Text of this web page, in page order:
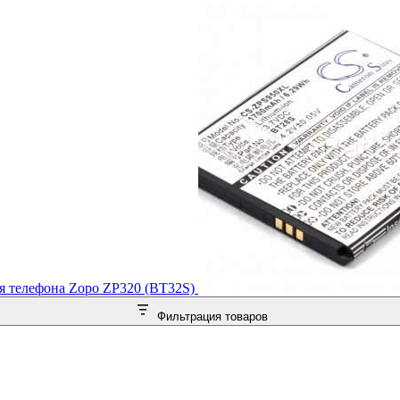
телефона Zopo ZP320 (BT32S)
Фильтрация товаров